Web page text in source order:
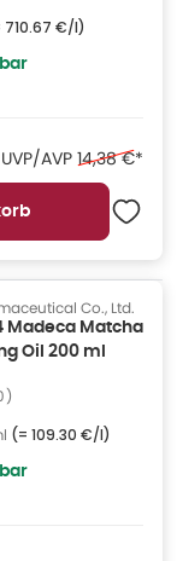
710.67 €/l)
UVP/AVP Ehemaliger
14,38 €*
Co., Ltd.
Madeca Matcha
Oil 200 ml
)
(= 109.30 €/l)